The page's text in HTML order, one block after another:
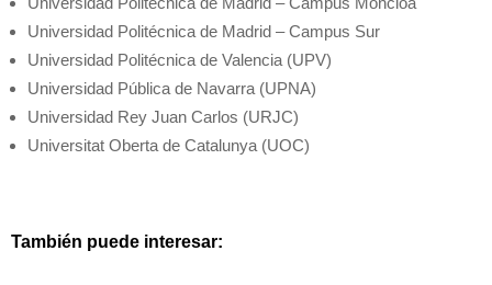
Universidad Politécnica de Madrid – Campus Sur
Universidad Politécnica de Valencia (UPV)
Universidad Pública de Navarra (UPNA)
Universidad Rey Juan Carlos (URJC)
Universitat Oberta de Catalunya (UOC)
También puede interesar: